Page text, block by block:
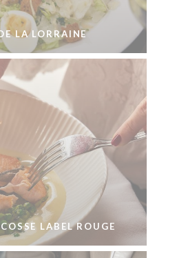
LA LORRAINE
LABEL ROUGE